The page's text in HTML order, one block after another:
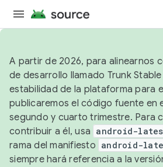
A partir de 2026, para alinearnos
de desarrollo llamado Trunk
estabilidad de la plataforma para
publicaremos el código fuente en
segundo y cuarto trimestre. Para
contribuir a él, usa android-
rama del manifiesto android-
siempre hará referencia a la